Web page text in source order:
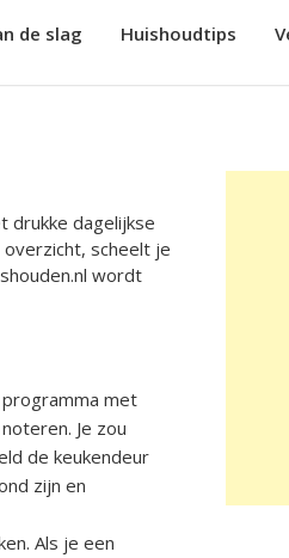
de slag Huishoudtips
drukke dagelijkse
scheelt je
wordt
met
Je zou
de keukendeur
zijn en
Als je een